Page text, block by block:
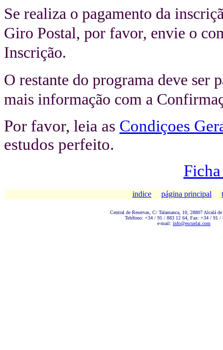
Se realiza o pagamento da
Giro Postal, por favor, envie o
Inscrição.
O restante do programa deve ser
mais informação com a
Por favor, leia as Condiçoes
estudos perfeito.
indice página principal
Central de Reservas, C/ Talamanca, 10, 28807 Alcalá
Teléfono: +34 / 91 / 883 12 64, Fax: +34 / 91 /
e-mail: info@escuelai.com